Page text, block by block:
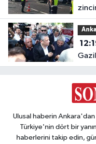
Ulusal haberin
Türkiye'nin dört bir
haberlerini takip edin,